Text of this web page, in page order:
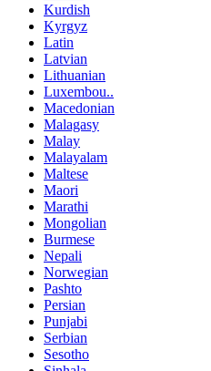
Kurdish
Kyrgyz
Latin
Latvian
Lithuanian
Luxembou..
Macedonian
Malagasy
Malay
Malayalam
Maltese
Maori
Marathi
Mongolian
Burmese
Nepali
Norwegian
Pashto
Persian
Punjabi
Serbian
Sesotho